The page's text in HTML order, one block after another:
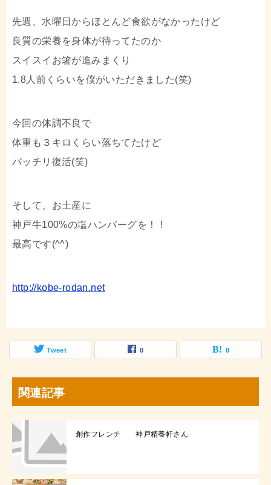
先週、水曜日からほとんど食欲がなかったけど
良質の栄養を身体が待ってたのか
スイスイお箸が進みまくり
1.8人前くらいを僕がいただきました(笑)
今回の体調不良で
体重も３キロくらい落ちてたけど
バッチリ復活(笑)
そして、お土産に
神戸牛100%の塩ハンバーグを！！
最高です(^^)
http://kobe-rodan.net
Tweet 0 0
関連記事
創作フレンチ 神戸精養軒さん